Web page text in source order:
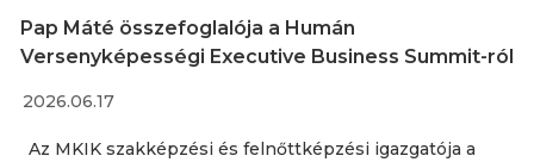
Pap Máté összefoglalója a Humán
Versenyképességi Executive Business Summit-ról
2026.06.17
Az MKIK szakképzési és felnőttképzési igazgatója a